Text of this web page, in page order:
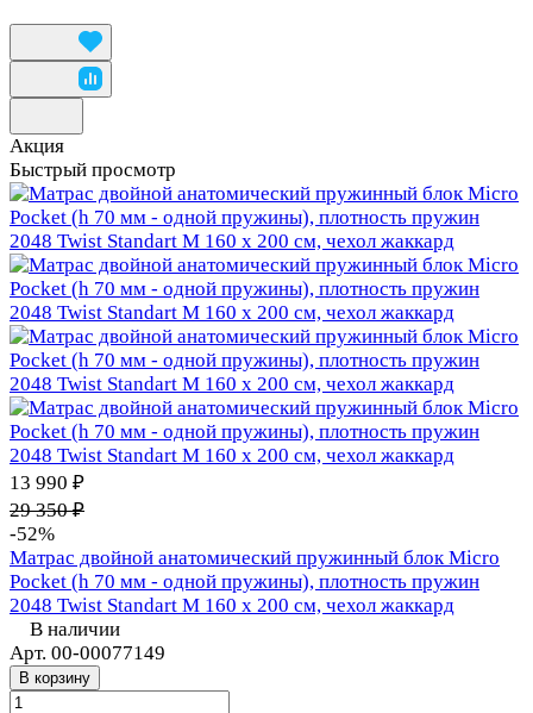
Акция
Быстрый просмотр
13 990 ₽
29 350 ₽
-52%
Матрас двойной анатомический пружинный блок Micro
Pocket (h 70 мм - одной пружины), плотность пружин
2048 Twist Standart M 160 х 200 см, чехол жаккард
В наличии
Арт. 00-00077149
В корзину